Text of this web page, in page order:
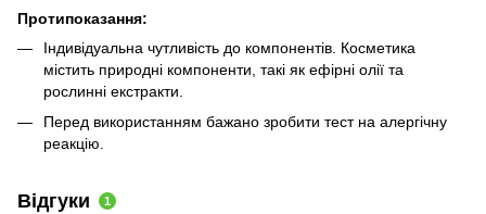
Протипоказання:
Індивідуальна чутливість до компонентів. Косметика
містить природні компоненти, такі як ефірні олії та
рослинні екстракти.
Перед використанням бажано зробити тест на алергічну
реакцію.
Відгуки 1